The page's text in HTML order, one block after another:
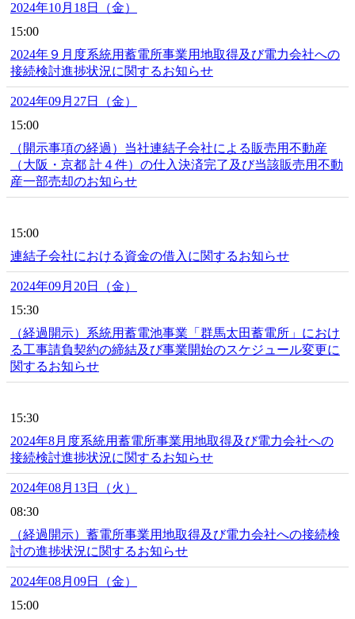
2024年10月18日（金）
15:00
2024年９月度系統用蓄電所事業用地取得及び電力会社への
接続検討進捗状況に関するお知らせ
2024年09月27日（金）
15:00
（開示事項の経過）当社連結子会社による販売用不動産
（大阪・京都 計４件）の仕入決済完了及び当該販売用不動
産一部売却のお知らせ
15:00
連結子会社における資金の借入に関するお知らせ
2024年09月20日（金）
15:30
（経過開示）系統用蓄電池事業「群馬太田蓄電所」におけ
る工事請負契約の締結及び事業開始のスケジュール変更に
関するお知らせ
15:30
2024年8月度系統用蓄電所事業用地取得及び電力会社への
接続検討進捗状況に関するお知らせ
2024年08月13日（火）
08:30
（経過開示）蓄電所事業用地取得及び電力会社への接続検
討の進捗状況に関するお知らせ
2024年08月09日（金）
15:00